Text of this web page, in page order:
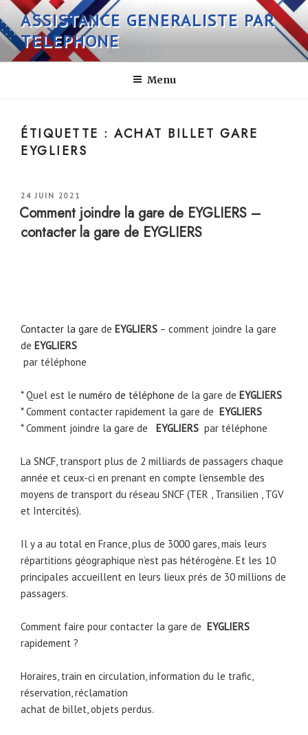
Aller
au
contenu
principal
ASSISTANCE GENERALISTE PAR
TELEPHONE
Menu
ÉTIQUETTE :ACHAT BILLET GARE
EYGLIERS
PUBLIÉ
LE
24 JUIN 2021
Comment joindre la gare de EYGLIERS –
contacter la gare de EYGLIERS
Contacter la gare de EYGLIERS – comment joindre la gare
de EYGLIERS
par téléphone
* Quel est le numéro de téléphone de la gare de EYGLIERS
* Comment contacter rapidement la gare de EYGLIERS
* Comment joindre la gare de
EYGLIERS par téléphone
La SNCF, transport plus de 2 milliards de passagers chaque
année et ceux-ci en prenant en compte l’ensemble des
moyens de transport du réseau SNCF (TER , Transilien , TGV
et Intercités).
Il y a au total en France, plus de 3000 gares, mais leurs
répartitions géographique n’est pas hétérogène. Et les 10
principales accueillent en leurs lieux prés de 30 millions de
passagers.
Comment faire pour contacter la gare de EYGLIERS
rapidement ?
Horaires, train en circulation, information du le trafic,
réservation, réclamation
achat de billet, objets perdus.